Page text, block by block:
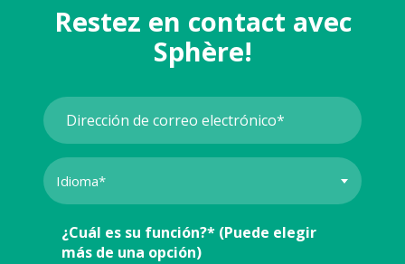
Restez en contact avec
Sphère!
¿Cuál es su función?* (Puede elegir
más de una opción)